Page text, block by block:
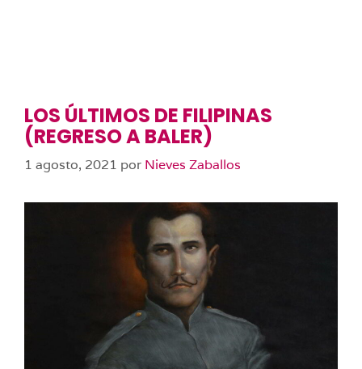
LOS ÚLTIMOS DE FILIPINAS
(REGRESO A BALER)
1 agosto, 2021 por Nieves Zaballos